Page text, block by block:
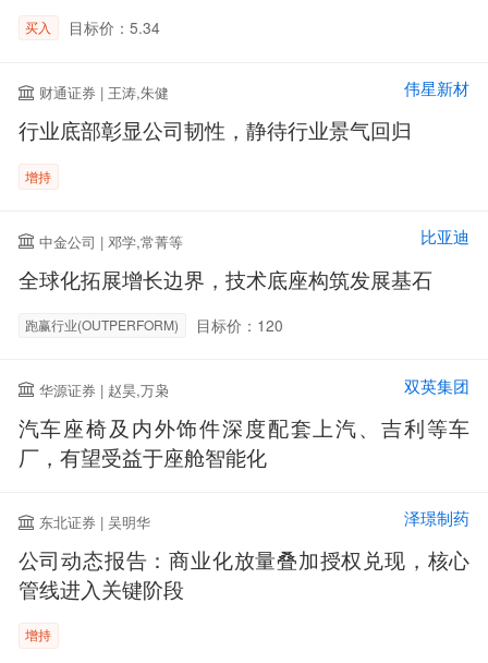
买入 目标价：5.34
财通证券 | 王涛,朱健 伟星新材
行业底部彰显公司韧性，静待行业景气回归
增持
中金公司 | 邓学,常菁等 比亚迪
全球化拓展增长边界，技术底座构筑发展基石
跑赢行业(OUTPERFORM) 目标价：120
华源证券 | 赵昊,万枭 双英集团
汽车座椅及内外饰件深度配套上汽、吉利等车
厂，有望受益于座舱智能化
东北证券 | 吴明华 泽璟制药
公司动态报告：商业化放量叠加授权兑现，核心
管线进入关键阶段
增持